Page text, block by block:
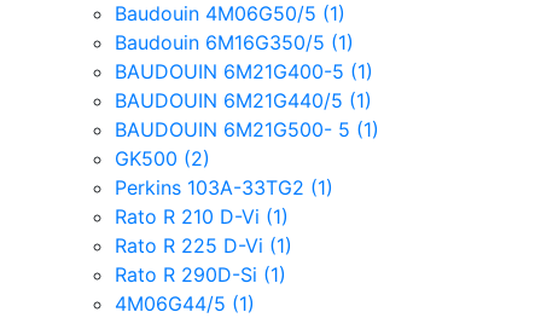
Baudouin 4M06G50/5 (1)
Baudouin 6M16G350/5 (1)
BAUDOUIN 6M21G400-5 (1)
BAUDOUIN 6M21G440/5 (1)
BAUDOUIN 6M21G500- 5 (1)
GK500 (2)
Perkins 103A-33TG2 (1)
Rato R 210 D-Vi (1)
Rato R 225 D-Vi (1)
Rato R 290D-Si (1)
4M06G44/5 (1)